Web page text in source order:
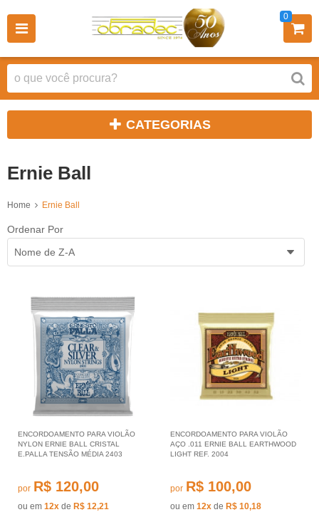
0
CATEGORIAS
Ernie Ball
Home Ernie Ball
Ordenar Por
Nome de Z-A
ENCORDOAMENTO PARA VIOLÃO
NYLON ERNIE BALL CRISTAL
E.PALLA TENSÃO MÉDIA 2403
por R$ 120,00
ou em 12x de R$ 12,21
ENCORDOAMENTO PARA VIOLÃO
AÇO .011 ERNIE BALL EARTHWOOD
LIGHT REF. 2004
por R$ 100,00
ou em 12x de R$ 10,18